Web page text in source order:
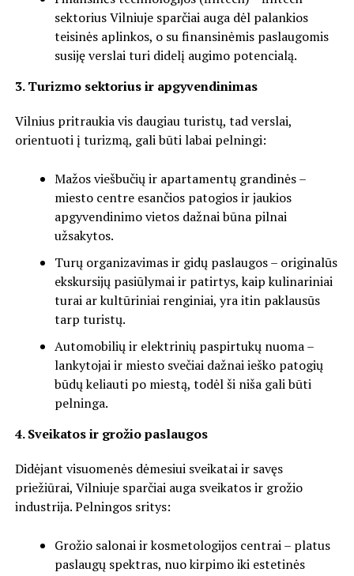
sektorius Vilniuje sparčiai auga dėl palankios
teisinės aplinkos, o su finansinėmis paslaugomis
susiję verslai turi didelį augimo potencialą.
3. Turizmo sektorius ir apgyvendinimas
Vilnius pritraukia vis daugiau turistų, tad verslai,
orientuoti į turizmą, gali būti labai pelningi:
Mažos viešbučių ir apartamentų grandinės –
miesto centre esančios patogios ir jaukios
apgyvendinimo vietos dažnai būna pilnai
užsakytos.
Turų organizavimas ir gidų paslaugos – originalūs
ekskursijų pasiūlymai ir patirtys, kaip kulinariniai
turai ar kultūriniai renginiai, yra itin paklausūs
tarp turistų.
Automobilių ir elektrinių paspirtukų nuoma –
lankytojai ir miesto svečiai dažnai ieško patogių
būdų keliauti po miestą, todėl ši niša gali būti
pelninga.
4. Sveikatos ir grožio paslaugos
Didėjant visuomenės dėmesiui sveikatai ir savęs
priežiūrai, Vilniuje sparčiai auga sveikatos ir grožio
industrija. Pelningos sritys:
Grožio salonai ir kosmetologijos centrai – platus
paslaugų spektras, nuo kirpimo iki estetinės